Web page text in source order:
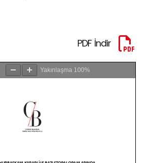
PDF İndir
Yakınlaşma 100%